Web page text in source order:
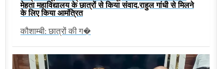
मेहता महाविद्यालय के छात्रों से किया संवाद,राहुल गांधी से मिलने
के लिए किया आमंत्रित
कौशाम्बी: छात्रों की ग�